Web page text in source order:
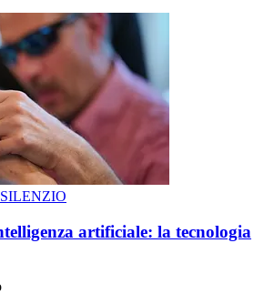
artificiale: la tecnologia